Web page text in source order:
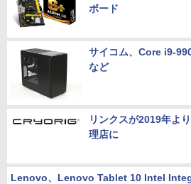
ボード
サイコム、Core i9-
など
リンクスが2019年よ
理店に
Lenovo、Lenovo Tablet 10 Intel